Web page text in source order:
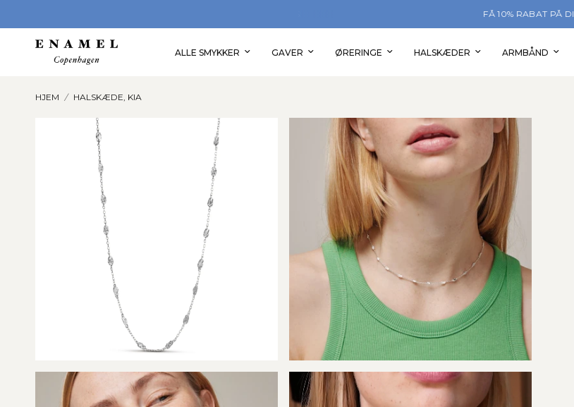
FÅ 10% RABAT PÅ DIN FØRSTE ORDRE
ALLE SMYKKER GAVER ØRERINGE HALSKÆDER ARMBÅND
HJEM / HALSKÆDE, KIA